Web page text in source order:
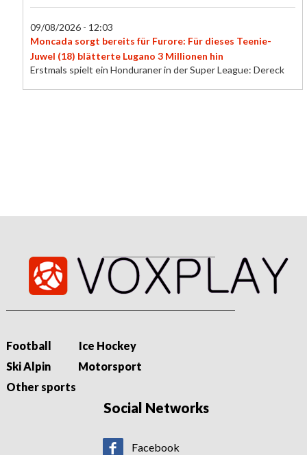
09/08/2026 - 12:03
Moncada sorgt bereits für Furore: Für dieses Teenie-
Juwel (18) blätterte Lugano 3 Millionen hin
Erstmals spielt ein Honduraner in der Super League: Dereck
Football
Ice Hockey
Ski Alpin
Motorsport
Other sports
Social Networks
Facebook